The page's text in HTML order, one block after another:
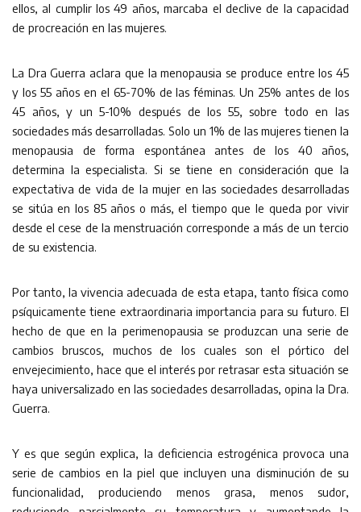
ellos, al cumplir los 49 años, marcaba el declive de la capacidad
de procreación en las mujeres.
La Dra Guerra aclara que la menopausia se produce entre los 45
y los 55 años en el 65-70% de las féminas. Un 25% antes de los
45 años, y un 5-10% después de los 55, sobre todo en las
sociedades más desarrolladas. Solo un 1% de las mujeres tienen la
menopausia de forma espontánea antes de los 40 años,
determina la especialista. Si se tiene en consideración que la
expectativa de vida de la mujer en las sociedades desarrolladas
se sitúa en los 85 años o más, el tiempo que le queda por vivir
desde el cese de la menstruación corresponde a más de un tercio
de su existencia.
Por tanto, la vivencia adecuada de esta etapa, tanto física como
psíquicamente tiene extraordinaria importancia para su futuro. El
hecho de que en la perimenopausia se produzcan una serie de
cambios bruscos, muchos de los cuales son el pórtico del
envejecimiento, hace que el interés por retrasar esta situación se
haya universalizado en las sociedades desarrolladas, opina la Dra.
Guerra.
Y es que según explica, la deficiencia estrogénica provoca una
serie de cambios en la piel que incluyen una disminución de su
funcionalidad, produciendo menos grasa, menos sudor,